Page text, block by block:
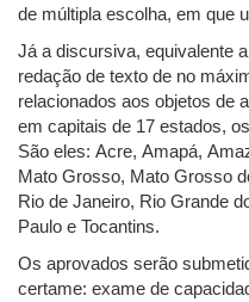
de múltipla escolha, em que
Já a discursiva, equivalente
redação de texto de no
relacionados aos objetos de
em capitais de 17 estados,
São eles: Acre, Amapá,
Mato Grosso, Mato Grosso
Rio de Janeiro, Rio Grande
Paulo e Tocantins.
Os aprovados serão
certame: exame de